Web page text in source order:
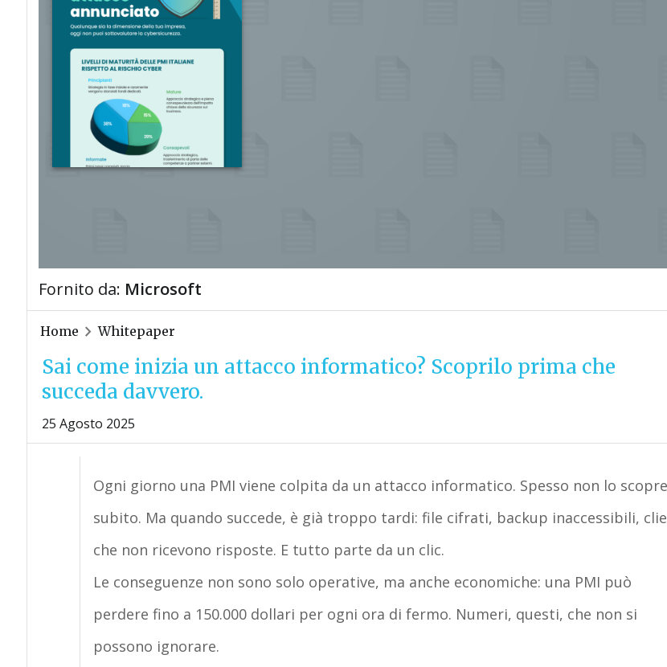
Fornito da: Microsoft
Home Whitepaper
Sai come inizia un attacco informatico? Scoprilo prima che
succeda davvero.
25 Agosto 2025
Ogni giorno una PMI viene colpita da un attacco informatico. Spesso non lo scopre
subito. Ma quando succede, è già troppo tardi: file cifrati, backup inaccessibili,
che non ricevono risposte. Etutto parte da un clic.
Le conseguenze non sono solo operative, ma anche economiche: una PMI può
perdere fino a 150.000 dollari per ogni ora di fermo. Numeri, questi, che non si
possono ignorare.